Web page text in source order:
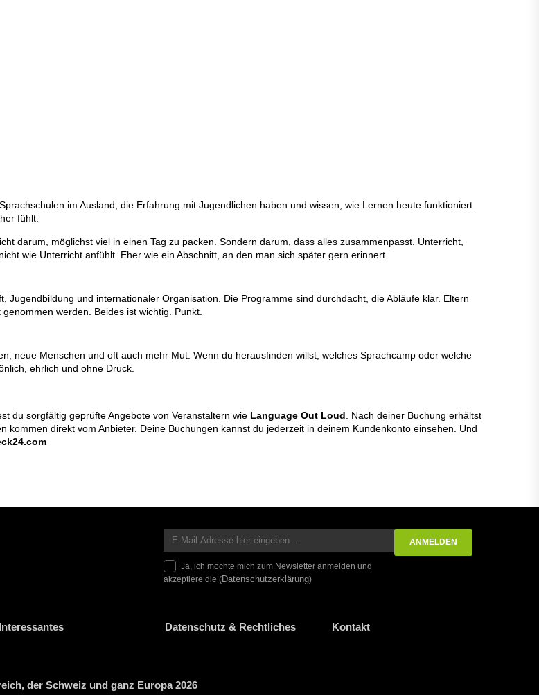
im Ausland, die Erfahrung mit Jugendlichen haben und wissen, wie Lernen heute funktioniert.
fühlt.
darum, möglichst viel in einen Tag zu packen. Sondern darum, dass alles zusammenpasst. Unterricht,
wie Unterricht anfühlt. Eher wie ein Abschnitt, an den man sich später gern erinnert.
und internationaler Organisation. Die Programme sind durchdacht, die Abläufe klar. Eltern
werden. Beides ist wichtig. Punkt.
neue Menschen und oft auch mehr Mut. Wenn du herausfinden willst, welches Sprachcamp oder welche
ehrlich und ohne Druck.
du sorgfältig geprüfte Angebote von Veranstaltern wie Language Out Loud. Nach deiner Buchung erhältst
direkt vom Anbieter. Deine Buchungen kannst du jederzeit in deinem Kundenkonto einsehen. Und
Ja, ich möchte mich zum Newsletter anmelden und
akzeptiere die (Datenschutzerklärung)
Interessantes Datenschutz & Rechtliches Kontakt
der Schweiz und ganz Europa 2026